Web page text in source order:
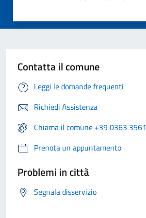
Contatta il comune
Leggi le domande frequenti
Richiedi Assistenza
Chiama il comune +39 0363 3561
Prenota un appuntamento
Problemi in città
Segnala disservizio